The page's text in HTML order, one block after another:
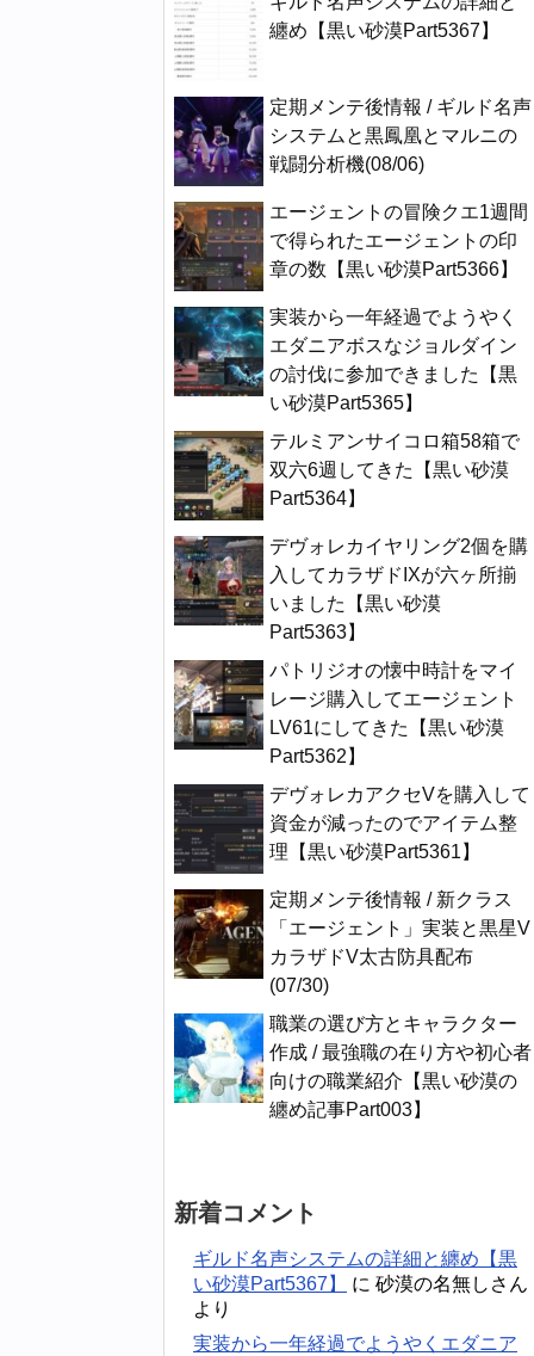
纏め【黒い砂漠Part5367】
定期メンテ後情報 / ギルド名声
システムと黒鳳凰とマルニの
戦闘分析機(08/06)
エージェントの冒険クエ1週間
で得られたエージェントの印
章の数【黒い砂漠Part5366】
実装から一年経過でようやく
エダニアボスなジョルダイン
の討伐に参加できました【黒
い砂漠Part5365】
テルミアンサイコロ箱58箱で
双六6週してきた【黒い砂漠
Part5364】
デヴォレカイヤリング2個を購
入してカラザドIXが六ヶ所揃
いました【黒い砂漠
Part5363】
パトリジオの懐中時計をマイ
レージ購入してエージェント
LV61にしてきた【黒い砂漠
Part5362】
デヴォレカアクセVを購入して
資金が減ったのでアイテム整
理【黒い砂漠Part5361】
定期メンテ後情報 / 新クラス
「エージェント」実装と黒星V
カラザドV太古防具配布
(07/30)
職業の選び方とキャラクター
作成 / 最強職の在り方や初心者
向けの職業紹介【黒い砂漠の
纏め記事Part003】
新着コメント
ギルド名声システムの詳細と纏め【黒
い砂漠Part5367】
に 砂漠の名無しさん
より
実装から一年経過でようやくエダニア